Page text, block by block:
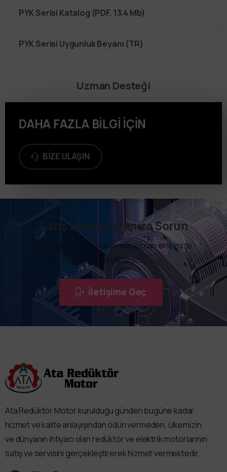
Uzman Desteği
DAHA FAZLA BİLGİ İÇİN
BİZE ULAŞIN
PYK Serisi Katalog (PDF, 13.4 Mb)
PYK Serisi Uygunluk Beyanı (TR)
Satış Uzmanlarımıza Sorun
Aklınızdaki soruları alanında uzman ekibimize
danışabilirsiniz.
İletişime Geç
Ata Redüktör Motor kurulduğu günden bugüne kadar
hizmet ve kalite anlayışından ödün vermeden, ülkemizin
ve dünyanın ihtiyacı olan redüktör ve elektrik motorlarının
satış ve servisini gerçekleştirerek hizmet vermektedir.